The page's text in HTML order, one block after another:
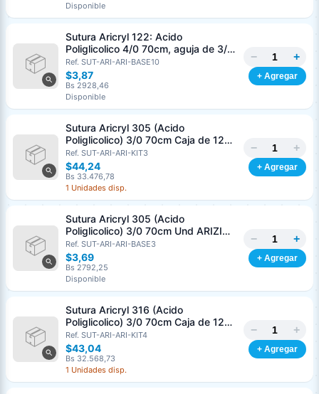
Disponible
Sutura Aricryl 122: Acido
Poliglicolico 4/0 70cm, aguja de 3/8
Corte Inverso 19mm Und ARIZI
Absorbible
Ref. SUT-ARI-ARI-BASE10
$3,87
Bs 2928,46
Disponible
− +
+ Agregar
Sutura Aricryl 305 (Acido
Poliglicolico) 3/0 70cm Caja de 12
Unds ARIZI Aguja de 1/2 Circulo
Punta Conica 17mm
Ref. SUT-ARI-ARI-KIT3
$44,24
Bs 33.476,78
1 Unidades disp.
− +
+ Agregar
Sutura Aricryl 305 (Acido
Poliglicolico) 3/0 70cm Und ARIZI
Aguja de 1/2 Circulo Punta Conica
17mm
Ref. SUT-ARI-ARI-BASE3
$3,69
Bs 2792,25
Disponible
− +
+ Agregar
Sutura Aricryl 316 (Acido
Poliglicolico) 3/0 70cm Caja de 12
Unds ARIZI Aguja de 1/2 Circulo
Punta Conica 26mm
Ref. SUT-ARI-ARI-KIT4
$43,04
Bs 32.568,73
1 Unidades disp.
− +
+ Agregar